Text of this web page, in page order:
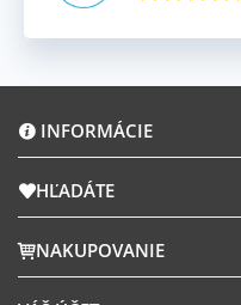
INFORMÁCIE
HĽADÁTE
NAKUPOVANIE